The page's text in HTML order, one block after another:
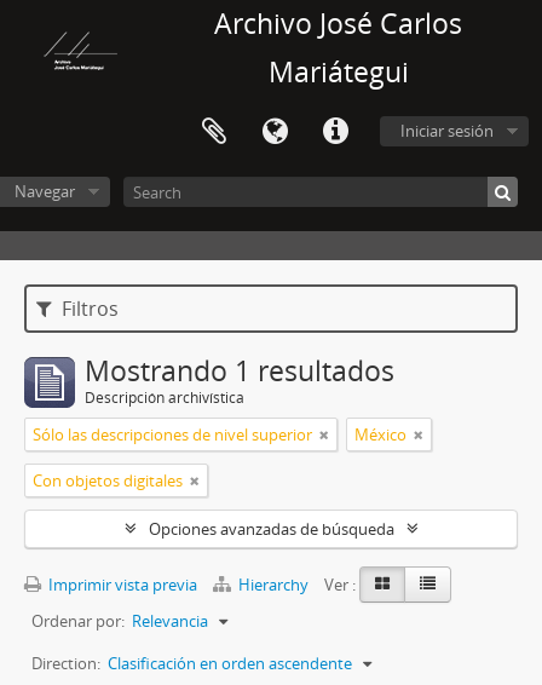
Archivo José Carlos
Mariátegui
Iniciar sesión
Navegar
Filtros
Mostrando 1 resultados
Descripción archivística
Sólo las descripciones de nivel superior México
Con objetos digitales
Opciones avanzadas de búsqueda
Imprimir vista previa Hierarchy
Ver :
Ordenar por: Relevancia
Direction: Clasificación en orden ascendente